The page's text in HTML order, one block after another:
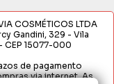
COSMÉTICOS LTDA
Gandini, 329 - Vila
CEP 15077-000
de pagamento
via internet. As